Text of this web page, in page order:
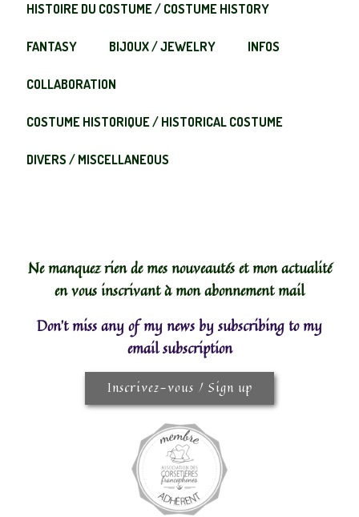
HISTOIRE DU COSTUME / COSTUME HISTORY
FANTASY BIJOUX / JEWELRY INFOS
COLLABORATION
COSTUME HISTORIQUE / HISTORICAL COSTUME
DIVERS / MISCELLANEOUS
Ne manquez rien de mes nouveautés et mon actualité
en vous inscrivant à mon abonnement mail
Don't miss any of my news by subscribing to my
email subscription
Inscrivez-vous / Sign up